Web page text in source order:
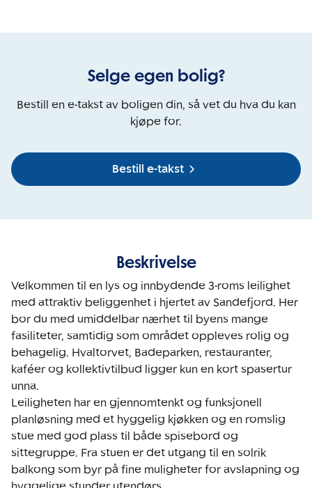
Selge egen bolig?
Bestill en e-takst av boligen din, så vet du hva du kan
kjøpe for.
Bestill e-takst
Beskrivelse
Velkommen til en lys og innbydende 3-roms leilighet
med attraktiv beliggenhet i hjertet av Sandefjord. Her
bor du med umiddelbar nærhet til byens mange
fasiliteter, samtidig som området oppleves rolig og
behagelig. Hvaltorvet, Badeparken, restauranter,
kaféer og kollektivtilbud ligger kun en kort spasertur
unna.
Leiligheten har en gjennomtenkt og funksjonell
planløsning med et hyggelig kjøkken og en romslig
stue med god plass til både spisebord og
sittegruppe. Fra stuen er det utgang til en solrik
balkong som byr på fine muligheter for avslapning og